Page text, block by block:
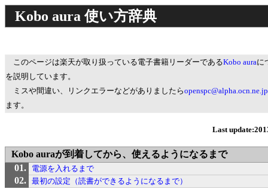
Kobo aura 使い方辞典
このページは楽天が取り扱っている電子書籍リーダーであるKobo auraに
を説明しています。
ミスや間違い、リンクエラーなどがありましたらopenspc@alpha.ocn.ne.jp
ます。
Last
Kobo auraが到着してから、使えるようになるまで
電源を入れるまで
最初の設定（読書ができるようになるまで）